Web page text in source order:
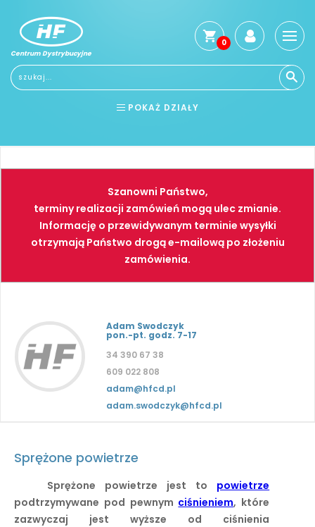
Centrum Dystrybucyjne
0
POKAŻ DZIAŁY
NARZĘDZIA SPAWALNICTWO
FARBY PNEUMATYKA
Szanowni Państwo,
terminy realizacji zamówień mogą ulec zmianie.
Informację o przewidywanym terminie wysyłki
otrzymają Państwo drogą e-mailową po złożeniu
zamówienia.
Adam Swodczyk
pon.-pt. godz. 7-17
34 390 67 38
609 022 808
adam@hfcd.pl
adam.swodczyk@hfcd.pl
Sprężone powietrze
Sprężone powietrze jest to powietrze
podtrzymywane pod pewnym ciśnieniem, które
zazwyczaj jest wyższe od ciśnienia